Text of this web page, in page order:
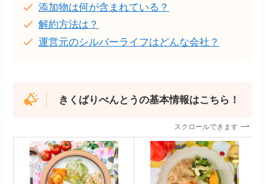
添加物は何が含まれている？
解約方法は？
運営元のシルバーライフはどんな会社？
きくばりべんとうの基本情報はこちら！
スクロールできます